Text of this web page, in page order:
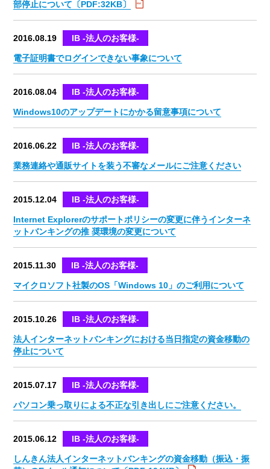
部停止について〔PDF:32KB〕
2016.08.19 IB -法人のお客様-
電子証明書でログインできない事象について
2016.08.04 IB -法人のお客様-
Windows10のアップデートにかかる留意事項について
2016.06.22 IB -法人のお客様-
業務連絡や通販サイトを装う不審なメールにご注意ください
2015.12.04 IB -法人のお客様-
Internet Explorerのサポートポリシーの変更に伴うインターネ
ットバンキングの推 奨環境の変更について
2015.11.30 IB -法人のお客様-
マイクロソフト社製のOS「Windows 10」のご利用について
2015.10.26 IB -法人のお客様-
法人インターネットバンキングにおける当日指定の資金移動の
停止について
2015.07.17 IB -法人のお客様-
パソコン乗っ取りによる不正な引き出しにご注意ください。
2015.06.12 IB -法人のお客様-
しんきん法人インターネットバンキングの資金移動（振込・振